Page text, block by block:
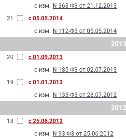
с изм. N 363-Ф3 от 21.12.2013
21
с 05.05.2014
с изм. N 112-Ф3 от 05.05.2014
2013
20
с 01.09.2013
с изм. N 185-Ф3 от 02.07.2013
19
с 01.01.2013
с изм. N 133-Ф3 от 28.07.2012
2012
18
с 25.06.2012
с изм. N 93-Ф3 от 25.06.2012